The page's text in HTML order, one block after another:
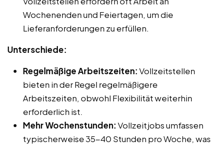
Wochenenden und Feiertagen, um die
Lieferanforderungen zu erfüllen.
Unterschiede:
Regelmäßige Arbeitszeiten:Vollzeitstellen
bieten in der Regel regelmäßigere
Arbeitszeiten, obwohl Flexibilität weiterhin
erforderlich ist.
Mehr Wochenstunden:Vollzeitjobs umfassen
typischerweise 35-40 Stunden pro Woche, was